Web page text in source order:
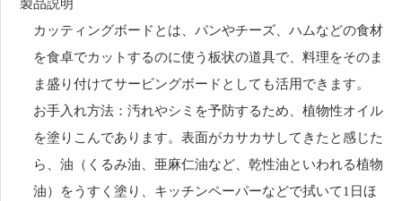
製品説明
カッティングボードとは、パンやチーズ、ハムなどの食材
を食卓でカットするのに使う板状の道具で、料理をそのま
ま盛り付けてサービングボードとしても活用できます。
お手入れ方法：汚れやシミを予防するため、植物性オイル
を塗りこんであります。表面がカサカサしてきたと感じた
ら、油（くるみ油、亜麻仁油など、乾性油といわれる植物
油）をうすく塗り、キッチンペーパーなどで拭いて1日ほ